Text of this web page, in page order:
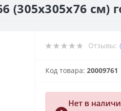
(305x305х76 см)
Отзывы:
Код товара: 20009761
Нет в